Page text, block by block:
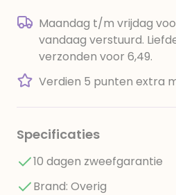
Maandag t/m vrijdag
vandaag verstuurd.
verzonden voor 6,49.
Verdien 5 punten extra
Specificaties
10 dagen zweefgarantie
Brand: Overig